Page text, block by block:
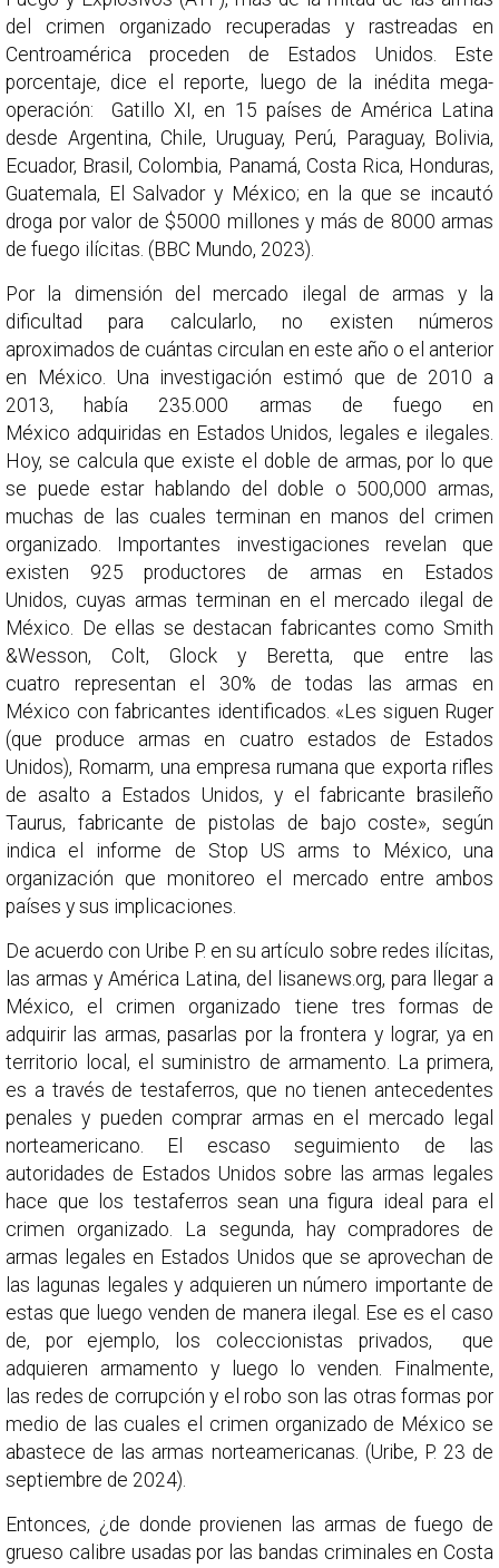
del crimen organizado recuperadas y rastreadas en
Centroamérica proceden de Estados Unidos. Este
porcentaje, dice el reporte, luego de la inédita mega-
operación: Gatillo XI, en 15 países de América Latina
desde Argentina, Chile, Uruguay, Perú, Paraguay, Bolivia,
Ecuador, Brasil, Colombia, Panamá, Costa Rica, Honduras,
Guatemala, El Salvador y México; en la que se incautó
droga por valor de $5000 millones y más de 8000 armas
de fuego ilícitas. (BBC Mundo, 2023).
Por la dimensión del mercado ilegal de armas y la
dificultad para calcularlo, no existen números
aproximados de cuántas circulan en este año o el anterior
en México. Una investigación estimó que de 2010 a
2013, había 235.000 armas de fuego en
México adquiridas en Estados Unidos, legales e ilegales.
Hoy, se calcula que existe el doble de armas, por lo que
se puede estar hablando del doble o 500,000 armas,
muchas de las cuales terminan en manos del crimen
organizado. Importantes investigaciones revelan que
existen 925 productores de armas en Estados
Unidos, cuyas armas terminan en el mercado ilegal de
México. De ellas se destacan fabricantes como Smith
&Wesson, Colt, Glock y Beretta, que entre las
cuatro representan el 30% de todas las armas en
México con fabricantes identificados. «Les siguen Ruger
(que produce armas en cuatro estados de Estados
Unidos), Romarm, una empresa rumana que exporta rifles
de asalto a Estados Unidos, y el fabricante brasileño
Taurus, fabricante de pistolas de bajo coste», según
indica el informe de Stop US arms to México, una
organización que monitoreo el mercado entre ambos
países y sus implicaciones.
De acuerdo con Uribe P. en su artículo sobre redes ilícitas,
las armas y América Latina, del lisanews.org, para llegar a
México, el crimen organizado tiene tres formas de
adquirir las armas, pasarlas por la frontera y lograr, ya en
territorio local, el suministro de armamento. La primera,
es a través de testaferros, que no tienen antecedentes
penales y pueden comprar armas en el mercado legal
norteamericano. El escaso seguimiento de las
autoridades de Estados Unidos sobre las armas legales
hace que los testaferros sean una figura ideal para el
crimen organizado. La segunda, hay compradores de
armas legales en Estados Unidos que se aprovechan de
las lagunas legales y adquieren un número importante de
estas que luego venden de manera ilegal. Ese es el caso
de, por ejemplo, los coleccionistas privados, que
adquieren armamento y luego lo venden. Finalmente,
las redes de corrupción y el robo son las otras formas por
medio de las cuales el crimen organizado de México se
abastece de las armas norteamericanas. (Uribe, P. 23 de
septiembre de 2024).
Entonces, ¿de donde provienen las armas de fuego de
grueso calibre usadas por las bandas criminales en Costa